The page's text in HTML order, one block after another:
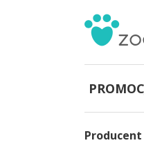
Producent